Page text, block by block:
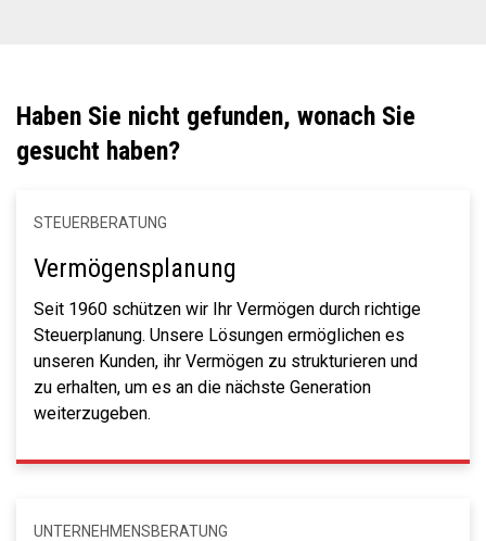
Haben Sie nicht gefunden, wonach Sie
gesucht haben?
STEUERBERATUNG
Vermögensplanung
Seit 1960 schützen wir Ihr Vermögen durch richtige
Steuerplanung. Unsere Lösungen ermöglichen es
unseren Kunden, ihr Vermögen zu strukturieren und
zu erhalten, um es an die nächste Generation
weiterzugeben.
UNTERNEHMENSBERATUNG